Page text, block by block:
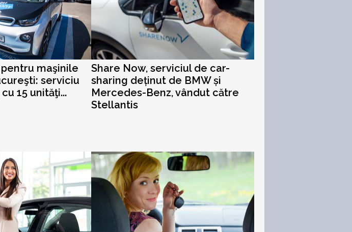
maşinile
serviciu
15 unităţi...
Share Now, serviciul de car-
sharing deținut de BMW și
Mercedes-Benz, vândut către
Stellantis